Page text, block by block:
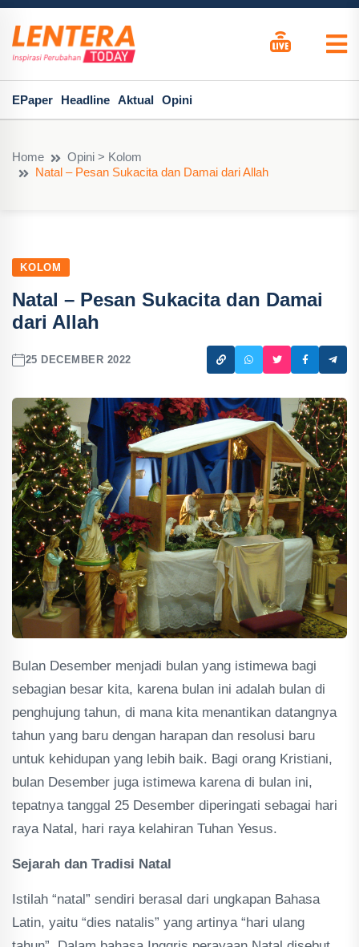
EPaper Headline Aktual Opini
Home
Opini > Kolom
Natal – Pesan Sukacita dan Damai dari Allah
KOLOM
Natal – Pesan Sukacita dan Damai
dari Allah
25 DECEMBER 2022
Bulan Desember menjadi bulan yang istimewa bagi
sebagian besar kita, karena bulan ini adalah bulan di
penghujung tahun, di mana kita menantikan datangnya
tahun yang baru dengan harapan dan resolusi baru
untuk kehidupan yang lebih baik. Bagi orang Kristiani,
bulan Desember juga istimewa karena di bulan ini,
tepatnya tanggal 25 Desember diperingati sebagai hari
raya Natal, hari raya kelahiran Tuhan Yesus.
Sejarah dan Tradisi Natal
Istilah “natal” sendiri berasal dari ungkapan Bahasa
Latin, yaitu “dies natalis” yang artinya “hari ulang